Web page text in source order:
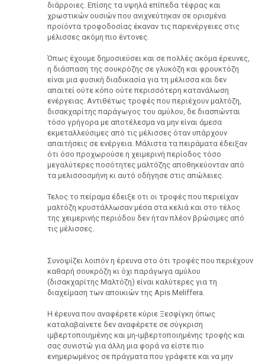
διάρροιες. Επίσης τα υψηλά επίπεδα τέφρας και
χρωστικών ουσιών που ανιχνεύτηκαν σε ορισμένα
προϊόντα τροφοδοσίας έκαναν τις παρενέργειες στις
μέλισσες ακόμη πιο έντονες.
Όπως έχουμε δημοσιεύσει και σε πολλές ακόμα έρευνες,
η διάσπαση της σουκρόζης σε γλυκόζη και φρουκτόζη
είναι μια φυσική διαδικασία για τη μέλισσα και δεν
απαιτεί ούτε κόπο ούτε περισσότερη κατανάλωση
ενέργειας. Αντιθέτως τροφές που περιέχουν μαλτόζη,
δισακχαρίτης παράγωγος του αμύλου, δε διασπώνται
τόσο γρήγορα με αποτέλεσμα να μην είναι άμεσα
εκμεταλλεύσιμες από τις μέλισσες όταν υπάρχουν
απαιτήσεις σε ενέργεια. Μάλιστα τα πειράματα έδειξαν
ότι όσο προχωρούσε η χειμερινή περίοδος τόσο
μεγαλύτερες ποσότητες μαλτόζης αποθηκεύονταν από
τα μελισσοσμήνη κι αυτό οδήγησε στις απώλειες.
Τελος το πείραμα έδειξε οτι οι τροφές που περιείχαν
μαλτόζη κρυστάλλωσαν μέσα στα κελιά και στο τέλος
της χειμερινής περιόδου δεν ήταν πλέον βρώσιμες από
τις μέλισσες.
Συνοψίζει λοιπόν η έρευνα στο ότι τροφές που περιέχουν
καθαρή σουκρόζη κι όχι παράγωγα αμύλου
(δισακχαρίτης Μαλτόζη) είναι καλύτερες για τη
διαχείμαση των αποικιών της Apis Meliffera.
Η έρευνα που αναφέρετε κύριε Ξεσφίγκη όπως
καταλαβαίνετε δεν αναφέρετε σε σύγκριση
ιμβερτοποιημένης και μη-ιμβερτοποιημένης τροφής και
σας συνιστώ για άλλη μια φορά να είστε πιο
ενημερωμένος σε πράγματα που γράφετε και να μην